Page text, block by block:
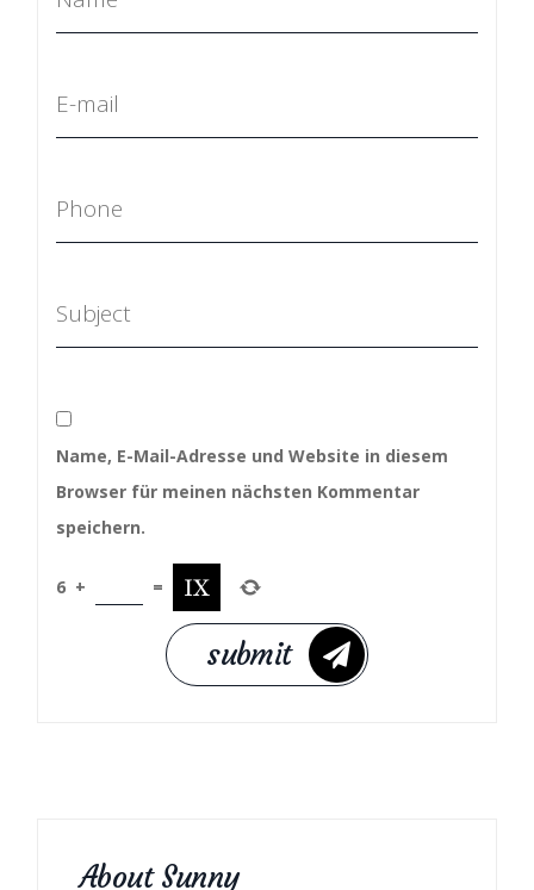
Name, E-Mail-Adresse und Website in diesem
Browser für meinen nächsten Kommentar
speichern.
6 + =
About Sunny